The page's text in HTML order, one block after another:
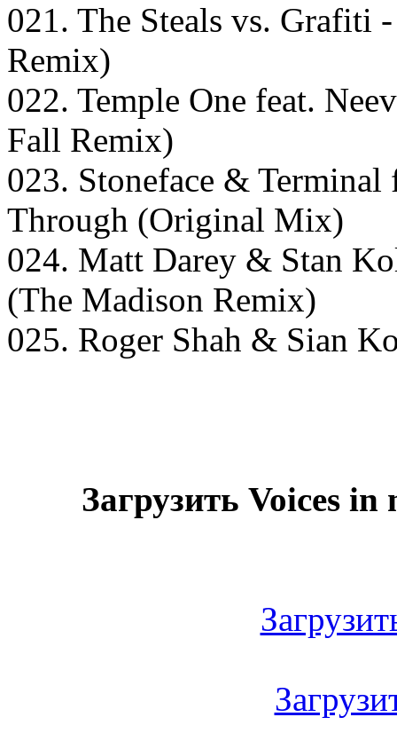
021. The Steals vs. Grafiti
Remix)
022. Temple One feat.
Fall Remix)
023. Stoneface &
Through (Original Mix)
024. Matt Darey & Stan
(The Madison Remix)
025. Roger Shah & Sian
Загрузить Voices